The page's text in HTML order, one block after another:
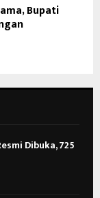
Bupati
Dibuka, 725